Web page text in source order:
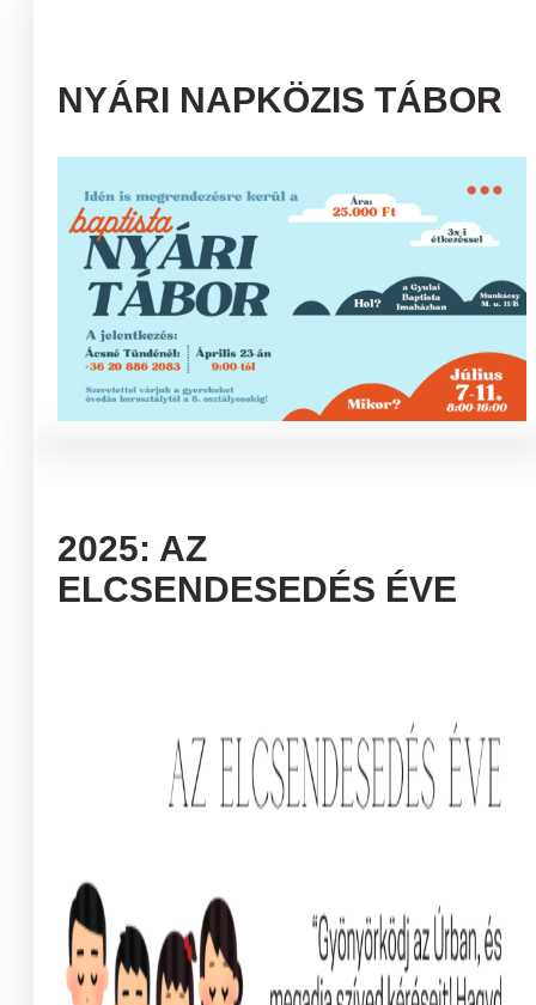
NYÁRI NAPKÖZIS TÁBOR
2025: AZ
ELCSENDESEDÉS ÉVE